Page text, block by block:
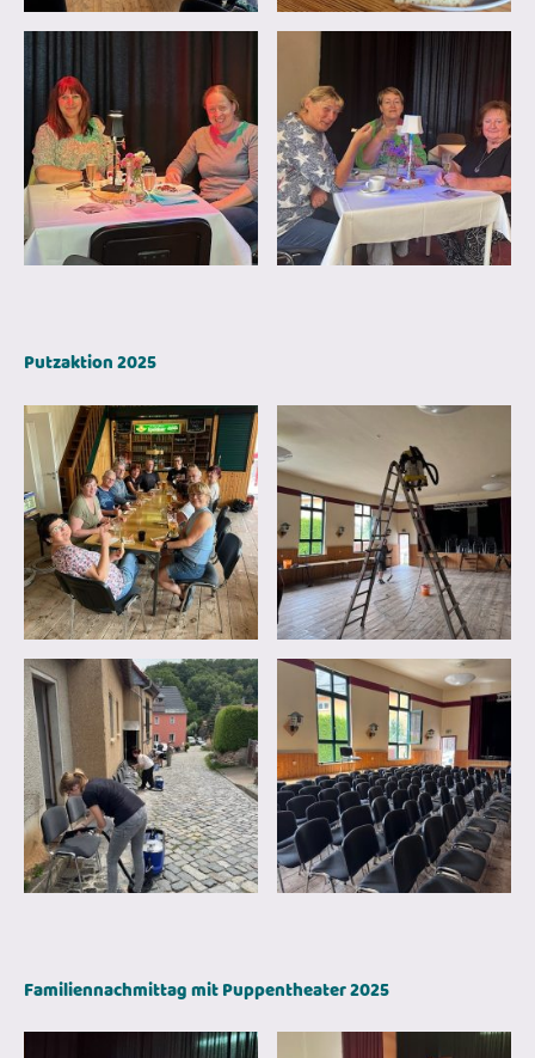
Putzaktion 2025
Familiennachmittag mit Puppentheater 2025